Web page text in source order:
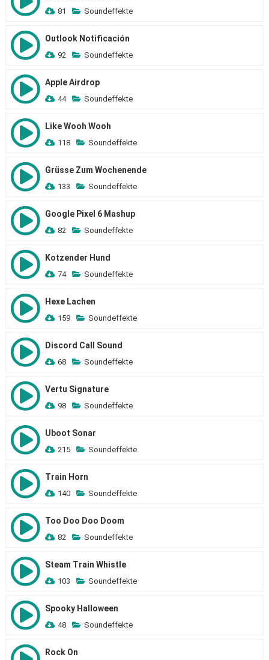
81 Soundeffekte
Outlook Notificación
92 Soundeffekte
Apple Airdrop
44 Soundeffekte
Like Wooh Wooh
118 Soundeffekte
Grüsse Zum Wochenende
133 Soundeffekte
Google Pixel 6 Mashup
82 Soundeffekte
Kotzender Hund
74 Soundeffekte
Hexe Lachen
159 Soundeffekte
Discord Call Sound
68 Soundeffekte
Vertu Signature
98 Soundeffekte
Uboot Sonar
215 Soundeffekte
Train Horn
140 Soundeffekte
Too Doo Doo Doom
82 Soundeffekte
Steam Train Whistle
103 Soundeffekte
Spooky Halloween
48 Soundeffekte
Rock On